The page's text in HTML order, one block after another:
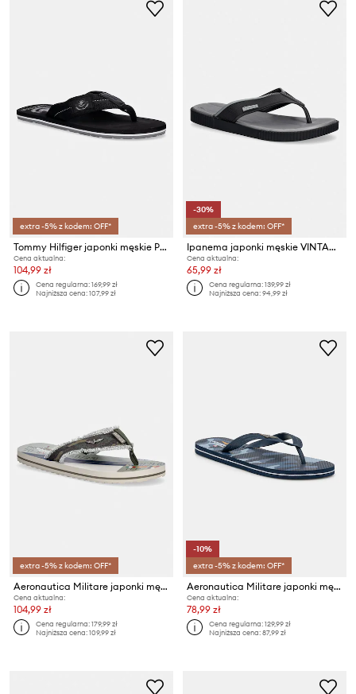
extra -5% z kodem: OFF*
Tommy Hilfiger japonki męskie PATCH HILFIGER BEACH SANDAL
Cena aktualna:
104,99 zł
Cena regularna:169,99 zł
Najniższa cena:107,99 zł
-30%
extra -5% z kodem: OFF*
Ipanema japonki męskie VINTAGE AD
Cena aktualna:
65,99 zł
Cena regularna:139,99 zł
Najniższa cena:94,99 zł
extra -5% z kodem: OFF*
Aeronautica Militare japonki męskie INFRADITO
Cena aktualna:
104,99 zł
Cena regularna:179,99 zł
Najniższa cena:109,99 zł
-10%
extra -5% z kodem: OFF*
Aeronautica Militare japonki męskie INFRADITO
Cena aktualna:
78,99 zł
Cena regularna:129,99 zł
Najniższa cena:87,99 zł